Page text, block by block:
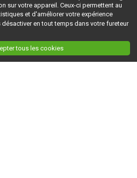
sur votre appareil. Ceux-ci permettent au
et d'améliorer votre expérience
en tout temps dans votre fureteur
tous les cookies